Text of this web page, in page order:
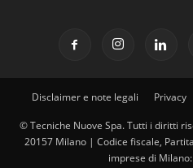
Disclaimer e note legali Privacy
© Tecniche Nuove Spa. Tutti i diritti
20157 Milano | Codice fiscale,
imprese di